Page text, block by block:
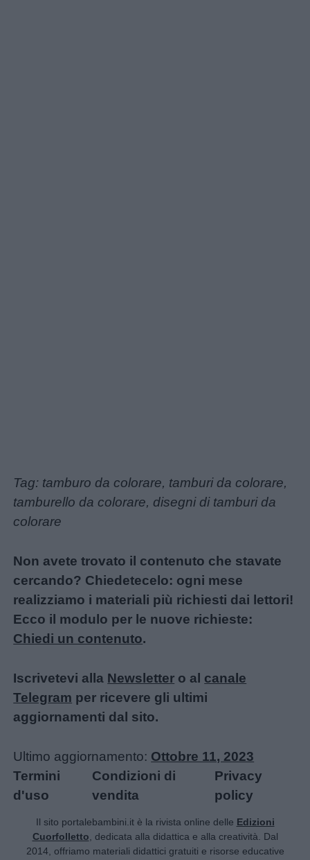
Tag: tamburo da colorare, tamburi da colorare,
tamburello da colorare, disegni di tamburi da
colorare
Non avete trovato il contenuto che stavate
cercando? Chiedetecelo: ogni mese
realizziamo i materiali più richiesti dai lettori!
Ecco il modulo per le nuove richieste:
Chiedi un contenuto.
Iscrivetevi alla Newsletter o al canale
Telegram per ricevere gli ultimi
aggiornamenti dal sito.
Ultimo aggiornamento: Ottobre 11, 2023
Termini
d'uso
Condizioni di
vendita
Privacy
policy
Il sito portalebambini.it è la rivista online delle Edizioni
Cuorfolletto , dedicata alla didattica e alla creatività. Dal
2014, offriamo materiali didattici gratuiti e risorse educative